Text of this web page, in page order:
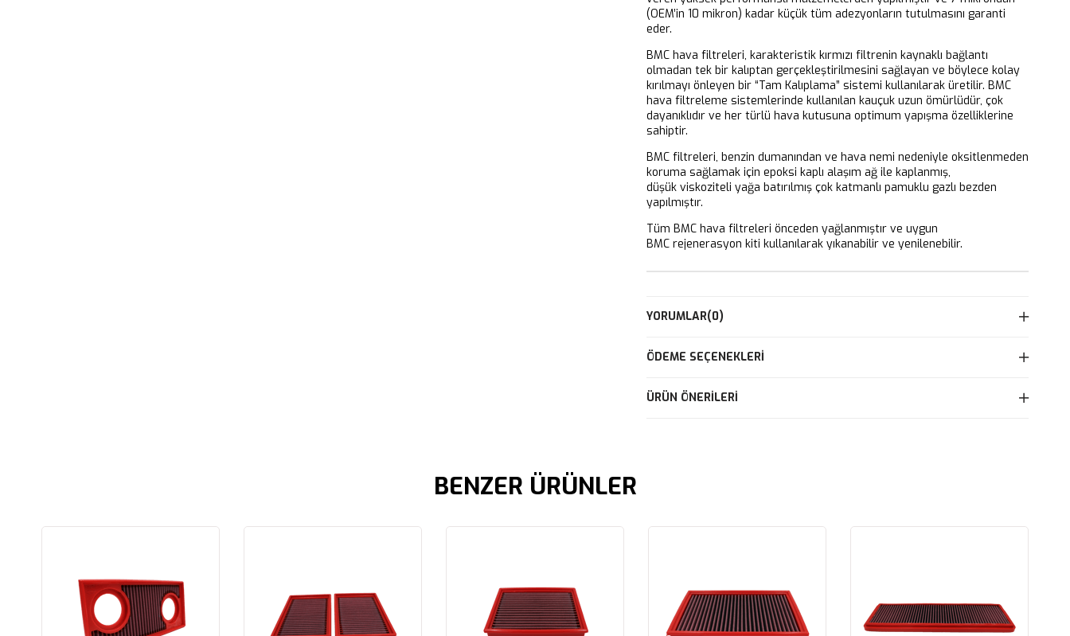
(OEM’in 10 mikron) kadar küçük tüm adezyonların tutulmasını garanti
eder.
BMC hava filtreleri, karakteristik kırmızı filtrenin kaynaklı bağlantı
olmadan tek bir kalıptan gerçekleştirilmesini sağlayan ve böylece kolay
kırılmayı önleyen bir “Tam Kalıplama” sistemi kullanılarak üretilir. BMC
hava filtreleme sistemlerinde kullanılan kauçuk uzun ömürlüdür, çok
dayanıklıdır ve her türlü hava kutusuna optimum yapışma özelliklerine
sahiptir.
BMC filtreleri, benzin dumanından ve hava nemi nedeniyle oksitlenmeden
koruma sağlamak için epoksi kaplı alaşım ağ ile kaplanmış,
düşük viskoziteli yağa batırılmış çok katmanlı pamuklu gazlı bezden
yapılmıştır.
Tüm BMC hava filtreleri önceden yağlanmıştır ve uygun
BMC rejenerasyon kiti kullanılarak yıkanabilir ve yenilenebilir.
YORUMLAR(0)
ÖDEME SEÇENEKLERI
ÜRÜN ÖNERILERI
BENZER ÜRÜNLER